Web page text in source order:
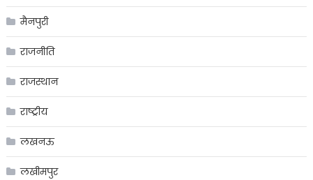
मैनपुरी
राजनीति
राजस्थान
राष्ट्रीय
लखनऊ
लखीमपुर